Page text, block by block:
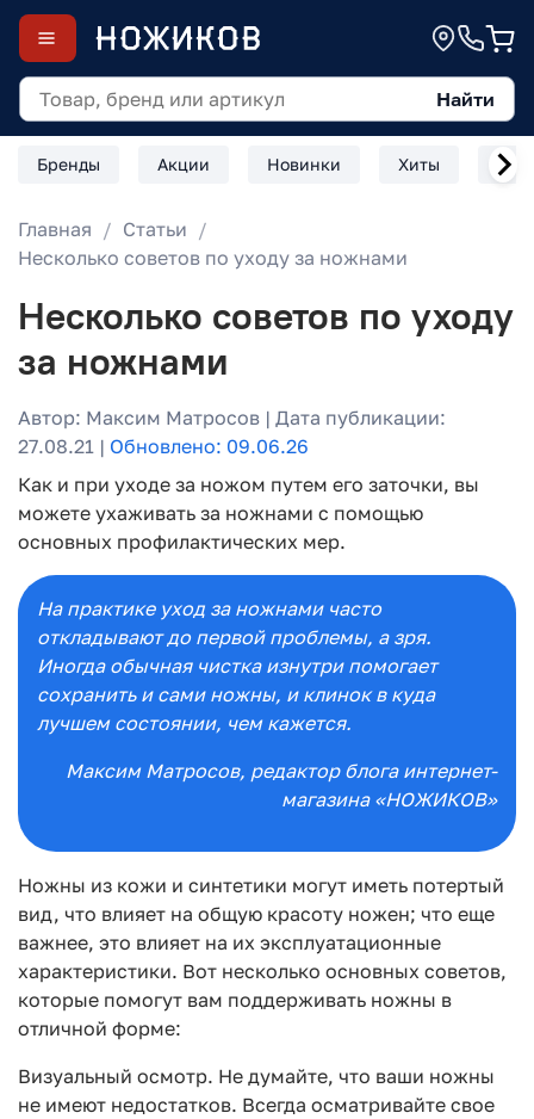
Найти
Бренды Акции Новинки Хиты
Главная
Статьи
Несколько советов по уходу за ножнами
Несколько советов по уходу
за ножнами
Автор: Максим Матросов | Дата публикации:
27.08.21 | Обновлено: 09.06.26
Как и при уходе за ножом путем его заточки, вы
можете ухаживать за ножнами с помощью
основных профилактических мер.
На практике уход за ножнами часто
откладывают до первой проблемы, а зря.
Иногда обычная чистка изнутри помогает
сохранить и сами ножны, и клинок в куда
лучшем состоянии, чем кажется.
Максим Матросов, редактор блога интернет-
магазина «НОЖИКОВ»
Ножны из кожи и синтетики могут иметь потертый
вид, что влияет на общую красоту ножен; что еще
важнее, это влияет на их эксплуатационные
характеристики. Вот несколько основных советов,
которые помогут вам поддерживать ножны в
отличной форме:
Визуальный осмотр. Не думайте, что ваши ножны
не имеют недостатков. Всегда осматривайте свое